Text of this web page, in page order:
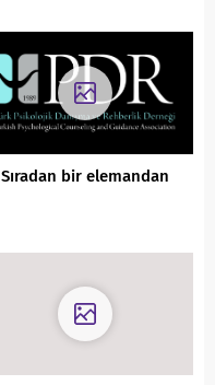
Sıradan bir elemandan